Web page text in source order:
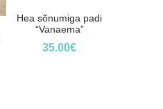
Hea sõnumiga padi
“Vanaema”
35.00€